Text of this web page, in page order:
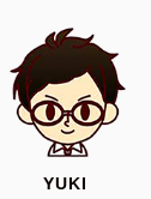
YUKI